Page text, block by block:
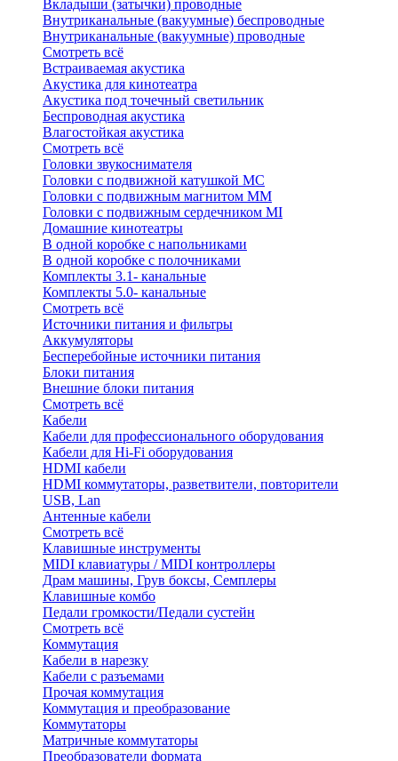
Вкладыши (затычки) проводные
Внутриканальные (вакуумные) беспроводные
Внутриканальные (вакуумные) проводные
Смотреть всё
Встраиваемая акустика
Акустика для кинотеатра
Акустика под точечный светильник
Беспроводная акустика
Влагостойкая акустика
Смотреть всё
Головки звукоснимателя
Головки с подвижной катушкой MC
Головки с подвижным магнитом ММ
Головки с подвижным сердечником MI
Домашние кинотеатры
В одной коробке с напольниками
В одной коробке с полочниками
Комплекты 3.1- канальные
Комплекты 5.0- канальные
Смотреть всё
Источники питания и фильтры
Аккумуляторы
Бесперебойные источники питания
Блоки питания
Внешние блоки питания
Смотреть всё
Кабели
Кабели для профессионального оборудования
Кабели для Hi-Fi оборудования
HDMI кабели
HDMI коммутаторы, разветвители, повторители
USB, Lan
Антенные кабели
Смотреть всё
Клавишные инструменты
MIDI клавиатуры / MIDI контроллеры
Драм машины, Грув боксы, Семплеры
Клавишные комбо
Педали громкости/Педали сустейн
Смотреть всё
Коммутация
Кабели в нарезку
Кабели с разъемами
Прочая коммутация
Коммутация и преобразование
Коммутаторы
Матричные коммутаторы
Преобразователи формата